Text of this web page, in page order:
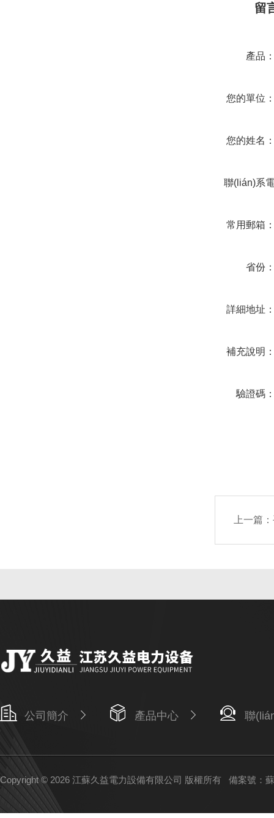
留
產品
您的單位
您的姓名
聯(lián)系
常用郵箱
省份
詳細地址
補充說明
驗證碼
上一篇：
公司簡介 產品中心 聯
Copyright © 2026 江蘇久益電力設備有限公司 版權所有 備案號：